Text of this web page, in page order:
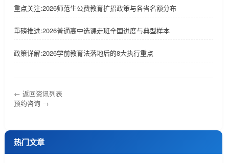
重点关注:2026师范生公费教育扩招政策与各省名额分布
重磅推进:2026普通高中选课走班全国进度与典型样本
政策详解:2026学前教育法落地后的8大执行重点
← 返回资讯列表
预约咨询 →
热门文章